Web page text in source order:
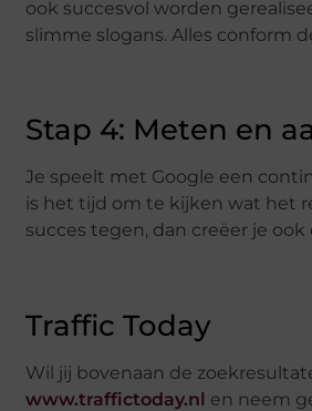
ook succesvol worden
slimme slogans. Alles conform
Stap 4: Meten en
Je speelt met Google een
is het tijd om te kijken wat het
succes tegen, dan creëer je
Traffic Today
Wil jij bovenaan de
www.traffictoday.nl en neem